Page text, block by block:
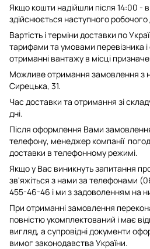
Якщо кошти надійшли після 14:00 -
здійснюється наступного робочого
Вартість і терміни доставки по
тарифами та умовами перевізника
отриманні вантажу в місці
Можливе отримання замовлення з
Сирецька, 31.
Час доставки та отримання зі
дні.
Після оформлення Вами
телефону, менеджер компанії
доставки в телефонному режимі.
Якщо у Вас виникнуть запитання
зв'яжіться з нами за телефонами
455-46-46 і ми з задоволенням на
При отриманні замовлення
повністю укомплектований і має
вигляд, а супровідні документи
вимог законодавства України.